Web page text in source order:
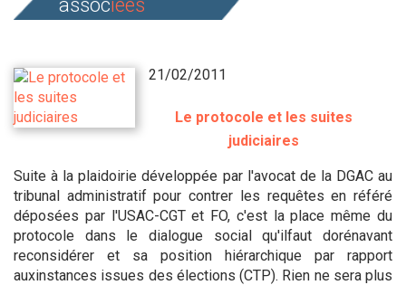
associées
21/02/2011
Le protocole et les suites
judiciaires
Suite à la plaidoirie développée par l'avocat de la DGAC au
tribunal administratif pour contrer les requêtes en référé
déposées par l'USAC-CGT et FO, c'est la place même du
protocole dans le dialogue social qu'ilfaut dorénavant
reconsidérer et sa position hiérarchique par rapport
auxinstances issues des élections (CTP). Rien ne sera plus